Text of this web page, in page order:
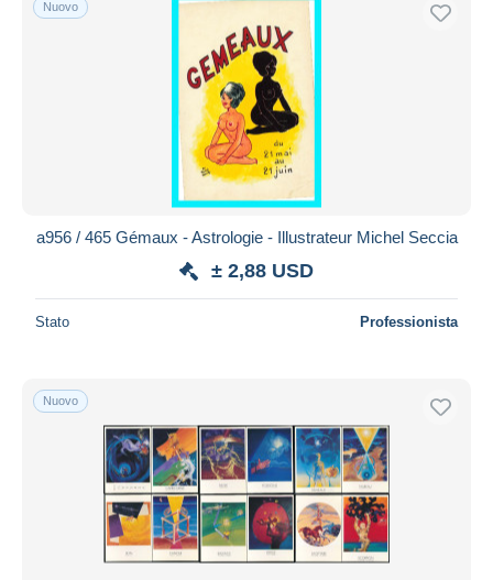
Spedizione gratuita
Metodi di pagamento
Bonifico bancario
Mastercard
Bancontact
iDeal
Maestro
Aggiorna
Nuovo
a956 / 465 Gémaux - Astrologie - Illustrateur Michel Seccia
± 2,88 USD
Stato Professionista
Nuovo